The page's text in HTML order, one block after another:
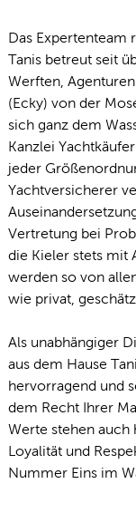
Das Expertenteam
Tanis betreut seit
Werften,
(Ecky) von der
sich ganz dem
Kanzlei
jeder
Yachtversicherer
Vertretung bei
die Kieler stets mit
werden so von
wie privat,
Als unabhängiger
aus dem Hause
hervorragend und
dem Recht Ihrer
Werte stehen auch
Loyalität und
Nummer Eins im